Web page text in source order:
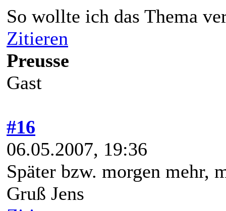
So wollte ich das Thema
Zitieren
Preusse
Gast
#16
06.05.2007, 19:36
Später bzw. morgen mehr,
Gruß Jens